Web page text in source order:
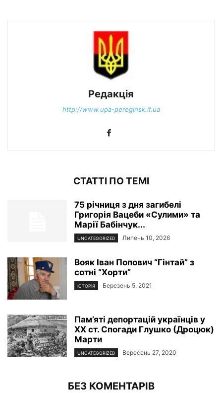
Редакція
http://www.upa-pereginsk.if.ua
СТАТТІ ПО ТЕМІ
75 річниця з дня загибелі
Григорія Вацеби «Сулими» та
Марії Бабінчук...
UNCATEGORIZED Липень 10, 2026
Вояк Іван Попович “Гінтай” з
сотні “Хорти”
ІСТОРІЯ Березень 5, 2021
Пам’яті депортацій українців у
ХХ ст. Спогади Глушко (Дроцюк)
Марти
UNCATEGORIZED Вересень 27, 2020
БЕЗ КОМЕНТАРІВ